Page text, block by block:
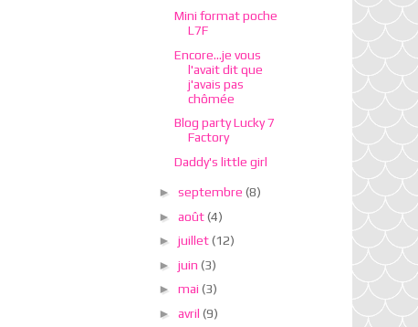
Mini format poche
L7F
Encore...je vous
l'avait dit que
j'avais pas
chômée
Blog party Lucky 7
Factory
Daddy's little girl
► septembre (8)
► août(4)
► juillet(12)
► juin (3)
► mai (3)
► avril (9)